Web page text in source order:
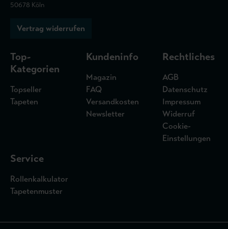
50678 Köln
Vertrag widerrufen
Top-
Kategorien
Topseller
Tapeten
Kundeninfo
Magazin
FAQ
Versandkosten
Newsletter
Rechtliches
AGB
Datenschutz
Impressum
Widerruf
Cookie-
Einstellungen
Service
Rollenkalkulator
Tapetenmuster